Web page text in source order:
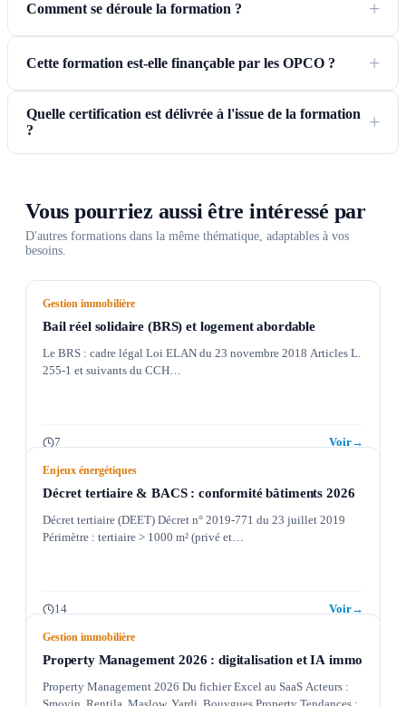
Comment se déroule la formation ?
Cette formation est-elle finançable par les OPCO ?
Quelle certification est délivrée à l'issue de la formation
?
Vous pourriez aussi être intéressé par
D'autres formations dans la même thématique, adaptables à vos
besoins.
Gestion immobilière
Bail réel solidaire (BRS) et logement abordable
Le BRS : cadre légal Loi ELAN du 23 novembre 2018 Articles L.
255-1 et suivants du CCH…
7 Voir→
Enjeux énergétiques
Décret tertiaire & BACS : conformité bâtiments 2026
Décret tertiaire (DEET) Décret n° 2019-771 du 23 juillet 2019
Périmètre : tertiaire > 1000 m² (privé et…
14 Voir→
Gestion immobilière
Property Management 2026 : digitalisation et IA immo
Property Management 2026 Du fichier Excel au SaaS Acteurs :